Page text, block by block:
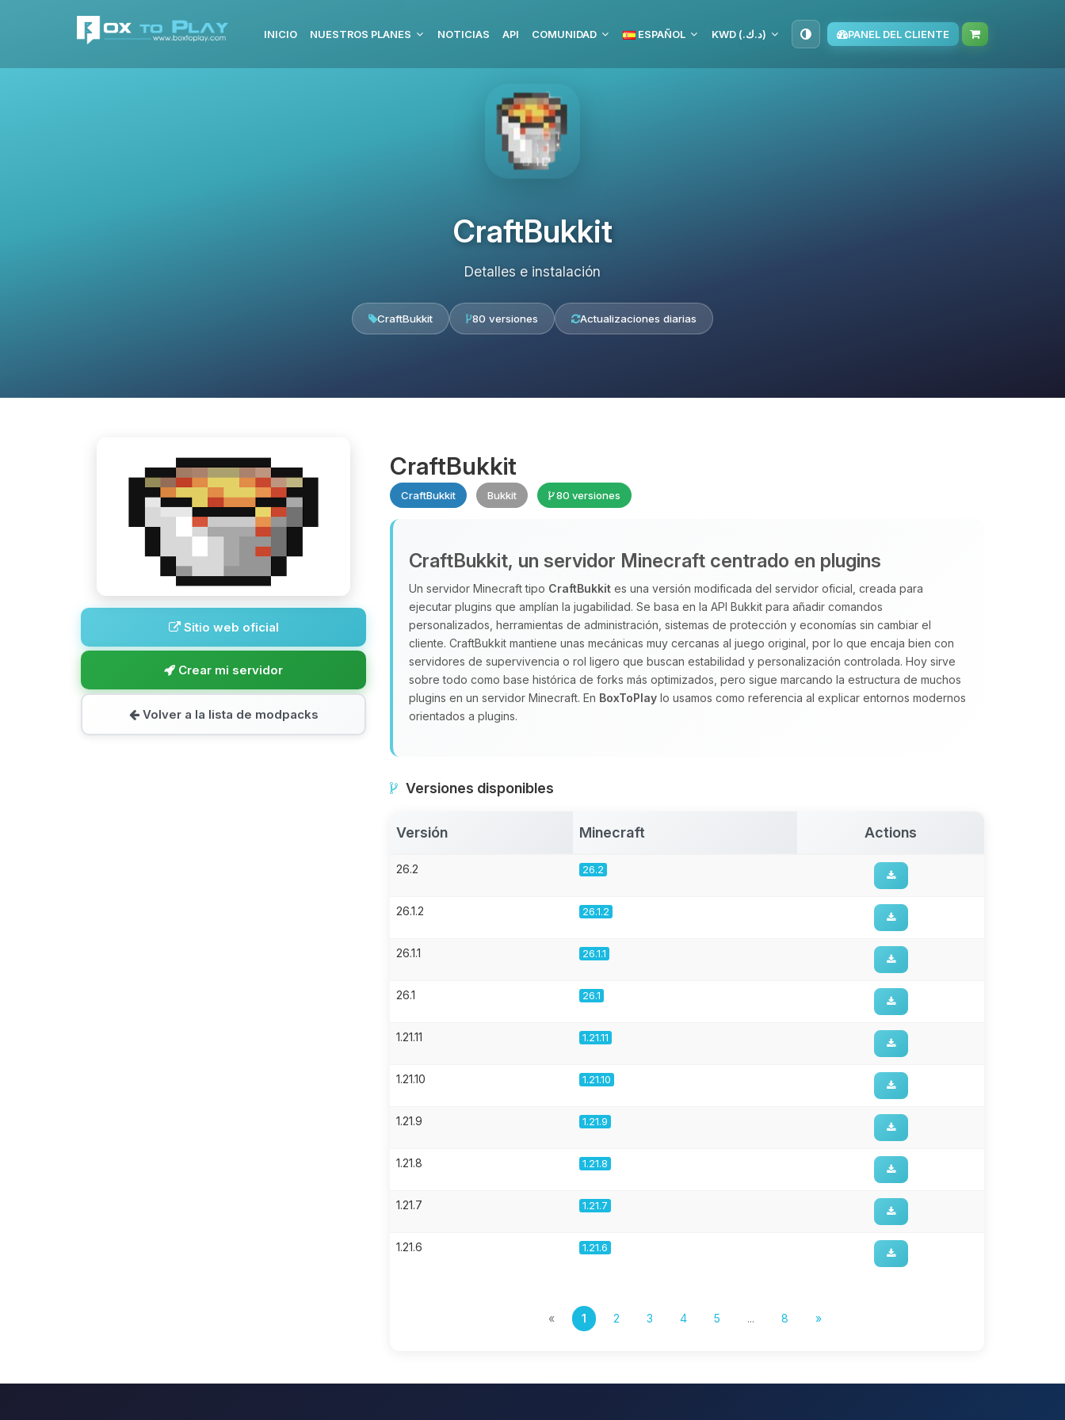
INICIO NUESTROS PLANES NOTICIAS API COMUNIDAD ESPAÑOL KWD (د.ك.‏) PANEL DEL CLIENTE
CraftBukkit
Detalles e instalación
CraftBukkit 80 versiones Actualizaciones diarias
Sitio web oficial
Crear mi servidor
Volver a la lista de modpacks
CraftBukkit
CraftBukkit Bukkit 80 versiones
CraftBukkit, un servidor Minecraft centrado en plugins
Un servidor Minecraft tipo CraftBukkit es una versión modificada del servidor oficial, creada para
ejecutar plugins que amplían la jugabilidad. Se basa en la API Bukkit para añadir comandos
personalizados, herramientas de administración, sistemas de protección y economías sin cambiar el
cliente. CraftBukkit mantiene unas mecánicas muy cercanas al juego original, por lo que encaja bien con
servidores de supervivencia o rol ligero que buscan estabilidad y personalización controlada. Hoy sirve
sobre todo como base histórica de forks más optimizados, pero sigue marcando la estructura de muchos
plugins en un servidor Minecraft. En BoxToPlay lo usamos como referencia al explicar entornos modernos
orientados a plugins.
Versiones disponibles
Versión Minecraft Actions
26.2 26.2
26.1.2 26.1.2
26.1.1 26.1.1
26.1 26.1
1.21.11 1.21.11
1.21.10 1.21.10
1.21.9 1.21.9
1.21.8 1.21.8
1.21.7 1.21.7
1.21.6 1.21.6
« 1 2 3 4 5 ... 8 »